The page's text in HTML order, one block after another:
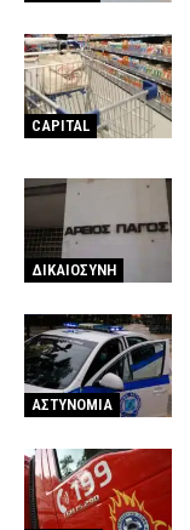
CAPITAL
ΔΙΚΑΙΟΣΥΝΗ
ΑΣΤΥΝΟΜΙΑ